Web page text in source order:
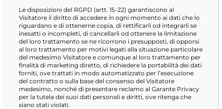
Le disposizioni del RGPD (artt. 15-22) garantiscono al
Visitatore il diritto di accedere in ogni momento ai dati che lo
riguardano e di ottenerne copia, di rettificarli od integrarli se
inesatti o incompleti, di cancellarli od ottenere la limitazione
del loro trattamento se ne ricorrono i presupposti, di opporsi
al loro trattamento per motivi legati alla situazione particolare
del medesimo Visitatore e comunque al loro trattamento per
finalità di marketing diretto, di richiedere la portabilità dei dati
forniti, ove trattati in modo automatizzato per l’esecuzione
del contratto o sulla base del consenso del Visitatore
medesimo, nonché di presentare reclamo al Garante Privacy
per la tutela dei suoi dati personali e diritti, ove ritenga che
siano stati violati.